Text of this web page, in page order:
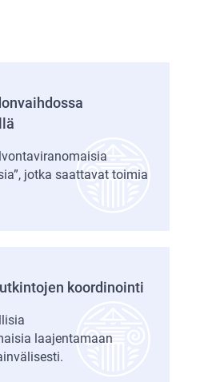
jotka saattavat toimia
koordinointi
laajentamaan